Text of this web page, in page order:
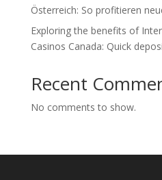
Österreich: So profitieren
Exploring the benefits of
Casinos Canada: Quick
Recent
No comments to show.